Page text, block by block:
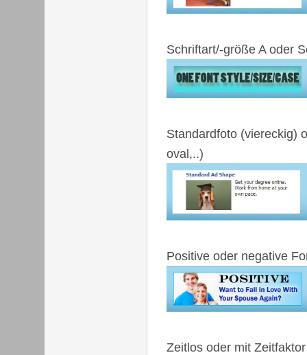
Schriftart/-größe A oder
Standardfoto (viereckig)
oval,..)
Positive oder negative
Zeitlos oder mit Zeitfaktor